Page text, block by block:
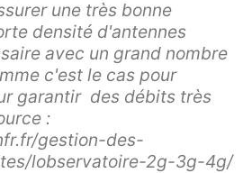
une très bonne
densité d'antennes
avec un grand nombre
c'est le cas pour
garantir des débits très
:
gestion-des-
lobservatoire-2g-3g-4g/